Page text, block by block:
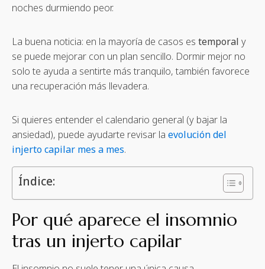
noches durmiendo peor.
La buena noticia: en la mayoría de casos es temporal y
se puede mejorar con un plan sencillo. Dormir mejor no
solo te ayuda a sentirte más tranquilo, también favorece
una recuperación más llevadera.
Si quieres entender el calendario general (y bajar la
ansiedad), puede ayudarte revisar la evolución del
injerto capilar mes a mes.
Índice:
Por qué aparece el insomnio
tras un injerto capilar